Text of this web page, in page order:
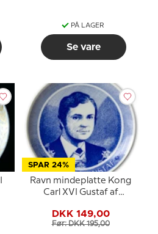
PÅ LAGER
Se vare
SPAR 24%
Ravn mindeplatte Kong
Carl XVI Gustaf af
DKK 149,00
Før: DKK 195,00